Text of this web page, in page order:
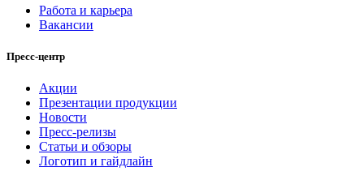
Работа и карьера
Вакансии
Пресс-центр
Акции
Презентации продукции
Новости
Пресс-релизы
Статьи и обзоры
Логотип и гайдлайн